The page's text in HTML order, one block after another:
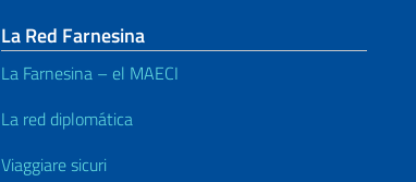
La Red Farnesina
La Farnesina – el MAECI
La red diplomática
Viaggiare sicuri